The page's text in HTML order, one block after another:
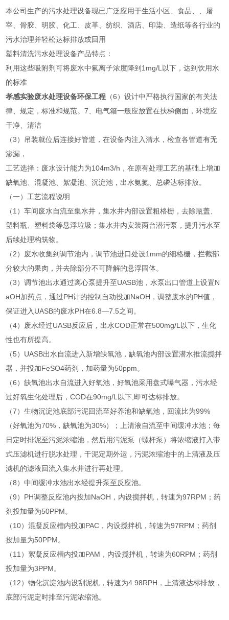
本公司生产的污水处理设备现已广泛应用于生活小区、食品、、屠
宰、骨胶、明胶、化工、皮革、纺织、酒店、印染、造纸等各行业的
污水治理并轻松达标排放或回用
塑料清洗污水处理设备产品特点：
利用这些吸附剂可将废水中氟离子浓度降到1mg/L以下，达到饮用水
的标准
孝感实验废水处理设备环保工程 （6）设计中严格执行国家的有关法
律、规定，标准和规范。7、电气箱一般应放置在扶梯侧面，环境应
干净、清洁
（3）吊装就位后连接好管道，在设备内注入清水，检查各管道有无
渗漏，
工艺选择：废水设计能力为104m3/h，在原有处理工艺的基础上增加
缺氧池、混凝池、絮凝池、沉淀池，出水氨氮、总磷达标排放。
（一）工艺流程说明
（1）车间废水自流至集水井，集水井内部设置粗格栅，去除瓶盖、
塑料瓶、塑料袋等悬浮垃圾；集水井内安装两台潜污泵，提升污水至
后续处理构筑物。
（2）废水收集到调节池内，调节池进口处设1mm的细格栅，拦截部
分较大的果肉，并去除部分不可降解的悬浮固体。
（3）调节池出水通过离心泵提升至UASB池，水泵出口管道上设置N
aOH加药点，通过PH计的控制自动投加NaOH，调整废水的PH值，
保证进入UASB的废水PH在6.8—7.5之间。
（4）废水经过UASB反应后，出水COD正常在500mg/L以下，生化
性也有所提高。
（5）UASB出水自流进入新增缺氧池，缺氧池内部设置潜水推流搅拌
器，并投加FeSO4药剂，加药量为50ppm。
（6）缺氧池出水自流进入好氧池，好氧池采用盘式曝气器，污水经
过好氧生化处理后，COD在90mg/L以下,即可达标排放。
（7）生物沉淀池底部污泥回流至好养池和缺氧池，回流比为99%
（好氧池为70%，缺氧池为30%）；上清液自流至中间缓冲水池；每
日定时排泥至污泥浓缩池，然后用污泥泵（螺杆泵）将浓缩液打入带
式压滤机进行脱水处理，干泥定期外运，污泥浓缩池中的上清液及压
滤机的滤液回流入集水井进行再处理。
（8）中间缓冲水池出水经提升泵至反应池。
（9）PH调整反应池内投加NaOH，内设搅拌机，转速为97RPM；药
剂投加量为50PPM。
（10）混凝反应槽内投加PAC，内设搅拌机，转速为97RPM；药剂
投加量为50PPM。
（11）絮凝反应槽内投加PAM，内设搅拌机，转速为60RPM；药剂
投加量为3PPM。
（12）物化沉淀池内设刮泥机，转速为4.98RPH，上清液达标排放，
底部污泥定时排至污泥浓缩池。